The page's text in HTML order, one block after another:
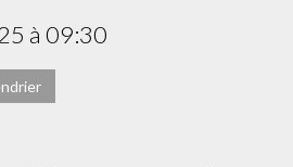
à 09:30